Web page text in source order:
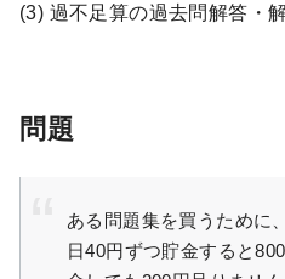
(3) 過不足算の過去問解答・
問題
ある問題集を買うために
日40円ずつ貯金すると